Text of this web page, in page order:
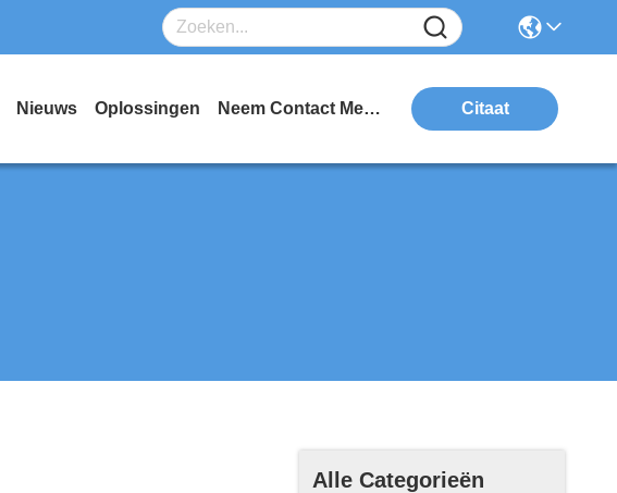
Nieuws Oplossingen Neem Contact Met Ons Op Citaat
Alle Categorieën